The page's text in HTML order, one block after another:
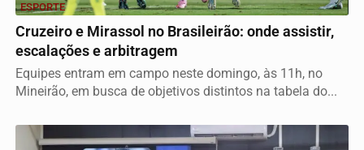
ESPORTE
Cruzeiro e Mirassol no Brasileirão: onde assistir,
escalações e arbitragem
Equipes entram em campo neste domingo, às 11h, no
Mineirão, em busca de objetivos distintos na tabela do...